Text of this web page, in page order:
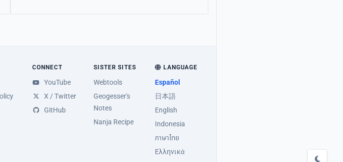
CONNECT
YouTube
X / Twitter
GitHub
SISTER SITES
Webtools
Geogesser's
Notes
Nanja Recipe
LANGUAGE
Español
日本語
English
Indonesia
ภาษาไทย
Ελληνικά